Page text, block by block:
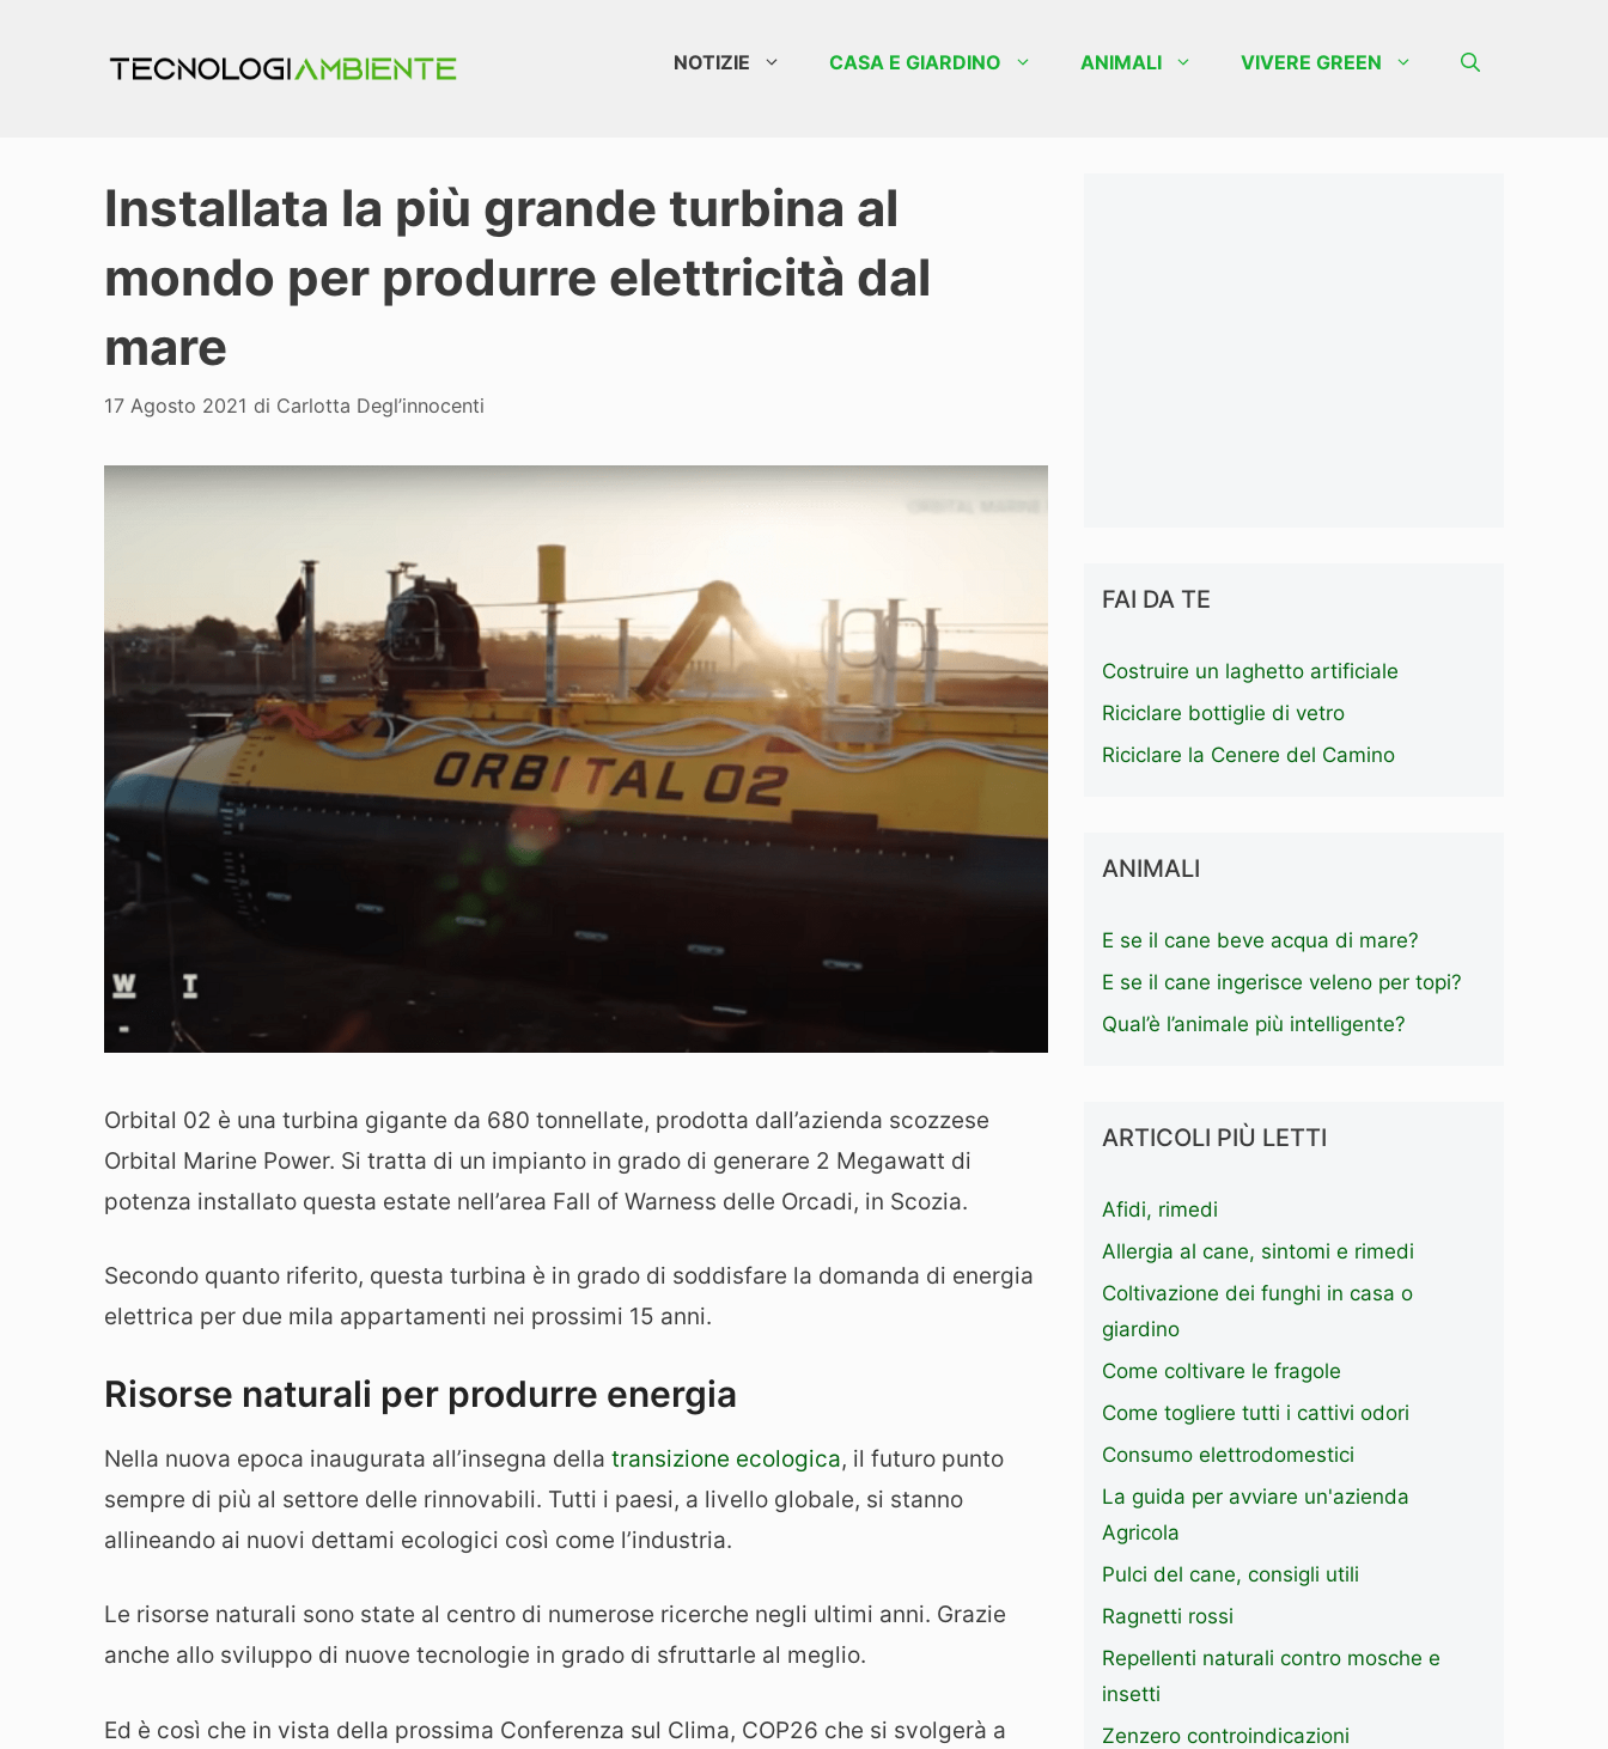
NOTIZIE CASA E GIARDINO ANIMALI VIVERE GREEN
Installata la più grande turbina al
mondo per produrre elettricità dal
mare
17 Agosto 2021 di Carlotta Degl’innocenti
Orbital 02 è una turbina gigante da 680 tonnellate, prodotta dall’azienda scozzese
Orbital Marine Power. Si tratta di un impianto in grado di generare 2 Megawatt di
potenza installato questa estate nell’area Fall of Warness delle Orcadi, in Scozia.
Secondo quanto riferito, questa turbina è in grado di soddisfare la domanda di energia
elettrica per due mila appartamenti nei prossimi 15 anni.
Risorse naturali per produrre energia
Nella nuova epoca inaugurata all’insegna della transizione ecologica, il futuro punto
sempre di più al settore delle rinnovabili. Tutti i paesi, a livello globale, si stanno
allineando ai nuovi dettami ecologici così come l’industria.
Le risorse naturali sono state al centro di numerose ricerche negli ultimi anni. Grazie
anche allo sviluppo di nuove tecnologie in grado di sfruttarle al meglio.
Ed è così che in vista della prossima Conferenza sul Clima, COP26 che si svolgerà a
FAI DA TE
Costruire un laghetto artificiale
Riciclare bottiglie di vetro
Riciclare la Cenere del Camino
ANIMALI
E se il cane beve acqua di mare?
E se il cane ingerisce veleno per topi?
Qual’è l’animale più intelligente?
ARTICOLI PIÙ LETTI
Afidi, rimedi
Allergia al cane, sintomi e rimedi
Coltivazione dei funghi in casa o
giardino
Come coltivare le fragole
Come togliere tutti i cattivi odori
Consumo elettrodomestici
La guida per avviare un'azienda
Agricola
Pulci del cane, consigli utili
Ragnetti rossi
Repellenti naturali contro mosche e
insetti
Zenzero controindicazioni